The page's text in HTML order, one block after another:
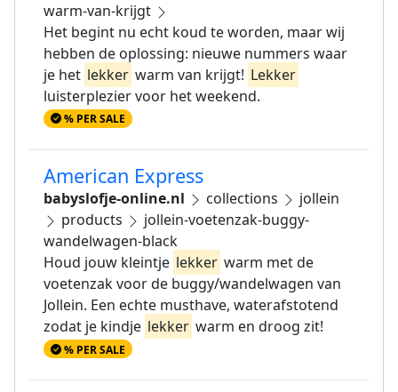
warm-van-krijgt
Het begint nu echt koud te worden, maar wij
hebben de oplossing: nieuwe nummers waar
je het lekker warm van krijgt! Lekker
luisterplezier voor het weekend.
% PER SALE
American Express
babyslofje-online.nl collections
jollein
products
jollein-voetenzak-buggy-
wandelwagen-black
Houd jouw kleintje lekker warm met de
voetenzak voor de buggy/wandelwagen van
Jollein. Een echte musthave, waterafstotend
zodat je kindje lekker warm en droog zit!
% PER SALE